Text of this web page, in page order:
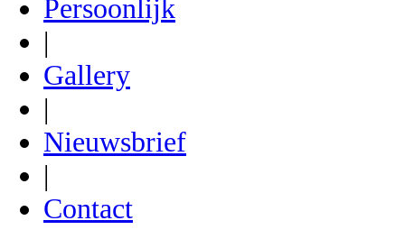
Persoonlijk
|
Gallery
|
Nieuwsbrief
|
Contact